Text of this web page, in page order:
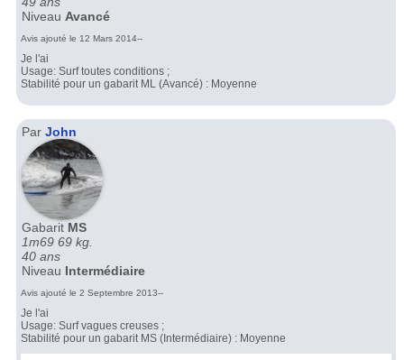
Niveau Avancé
Avis ajouté le 12 Mars 2014--
Je l'ai
Usage: Surf toutes conditions ;
Stabilité pour un gabarit ML (Avancé) : Moyenne
Par John
Gabarit MS
1m69 69 kg.
40 ans
Niveau Intermédiaire
Avis ajouté le 2 Septembre 2013--
Je l'ai
Usage: Surf vagues creuses ;
Stabilité pour un gabarit MS (Intermédiaire) : Moyenne